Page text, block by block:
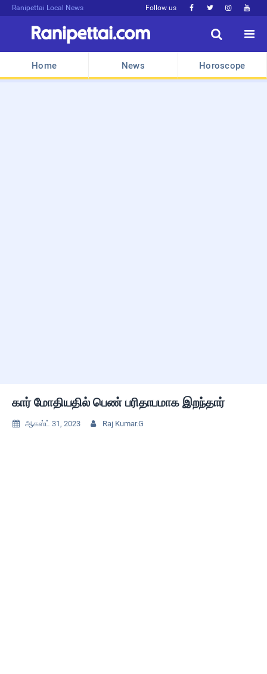
Ranipettai Local News Follow us    


Home News Horoscope
கார் மோதியதில் பெண் பரிதாபமாக இறந்தார்
 ஆகஸ்ட் 31, 2023  Raj Kumar.G